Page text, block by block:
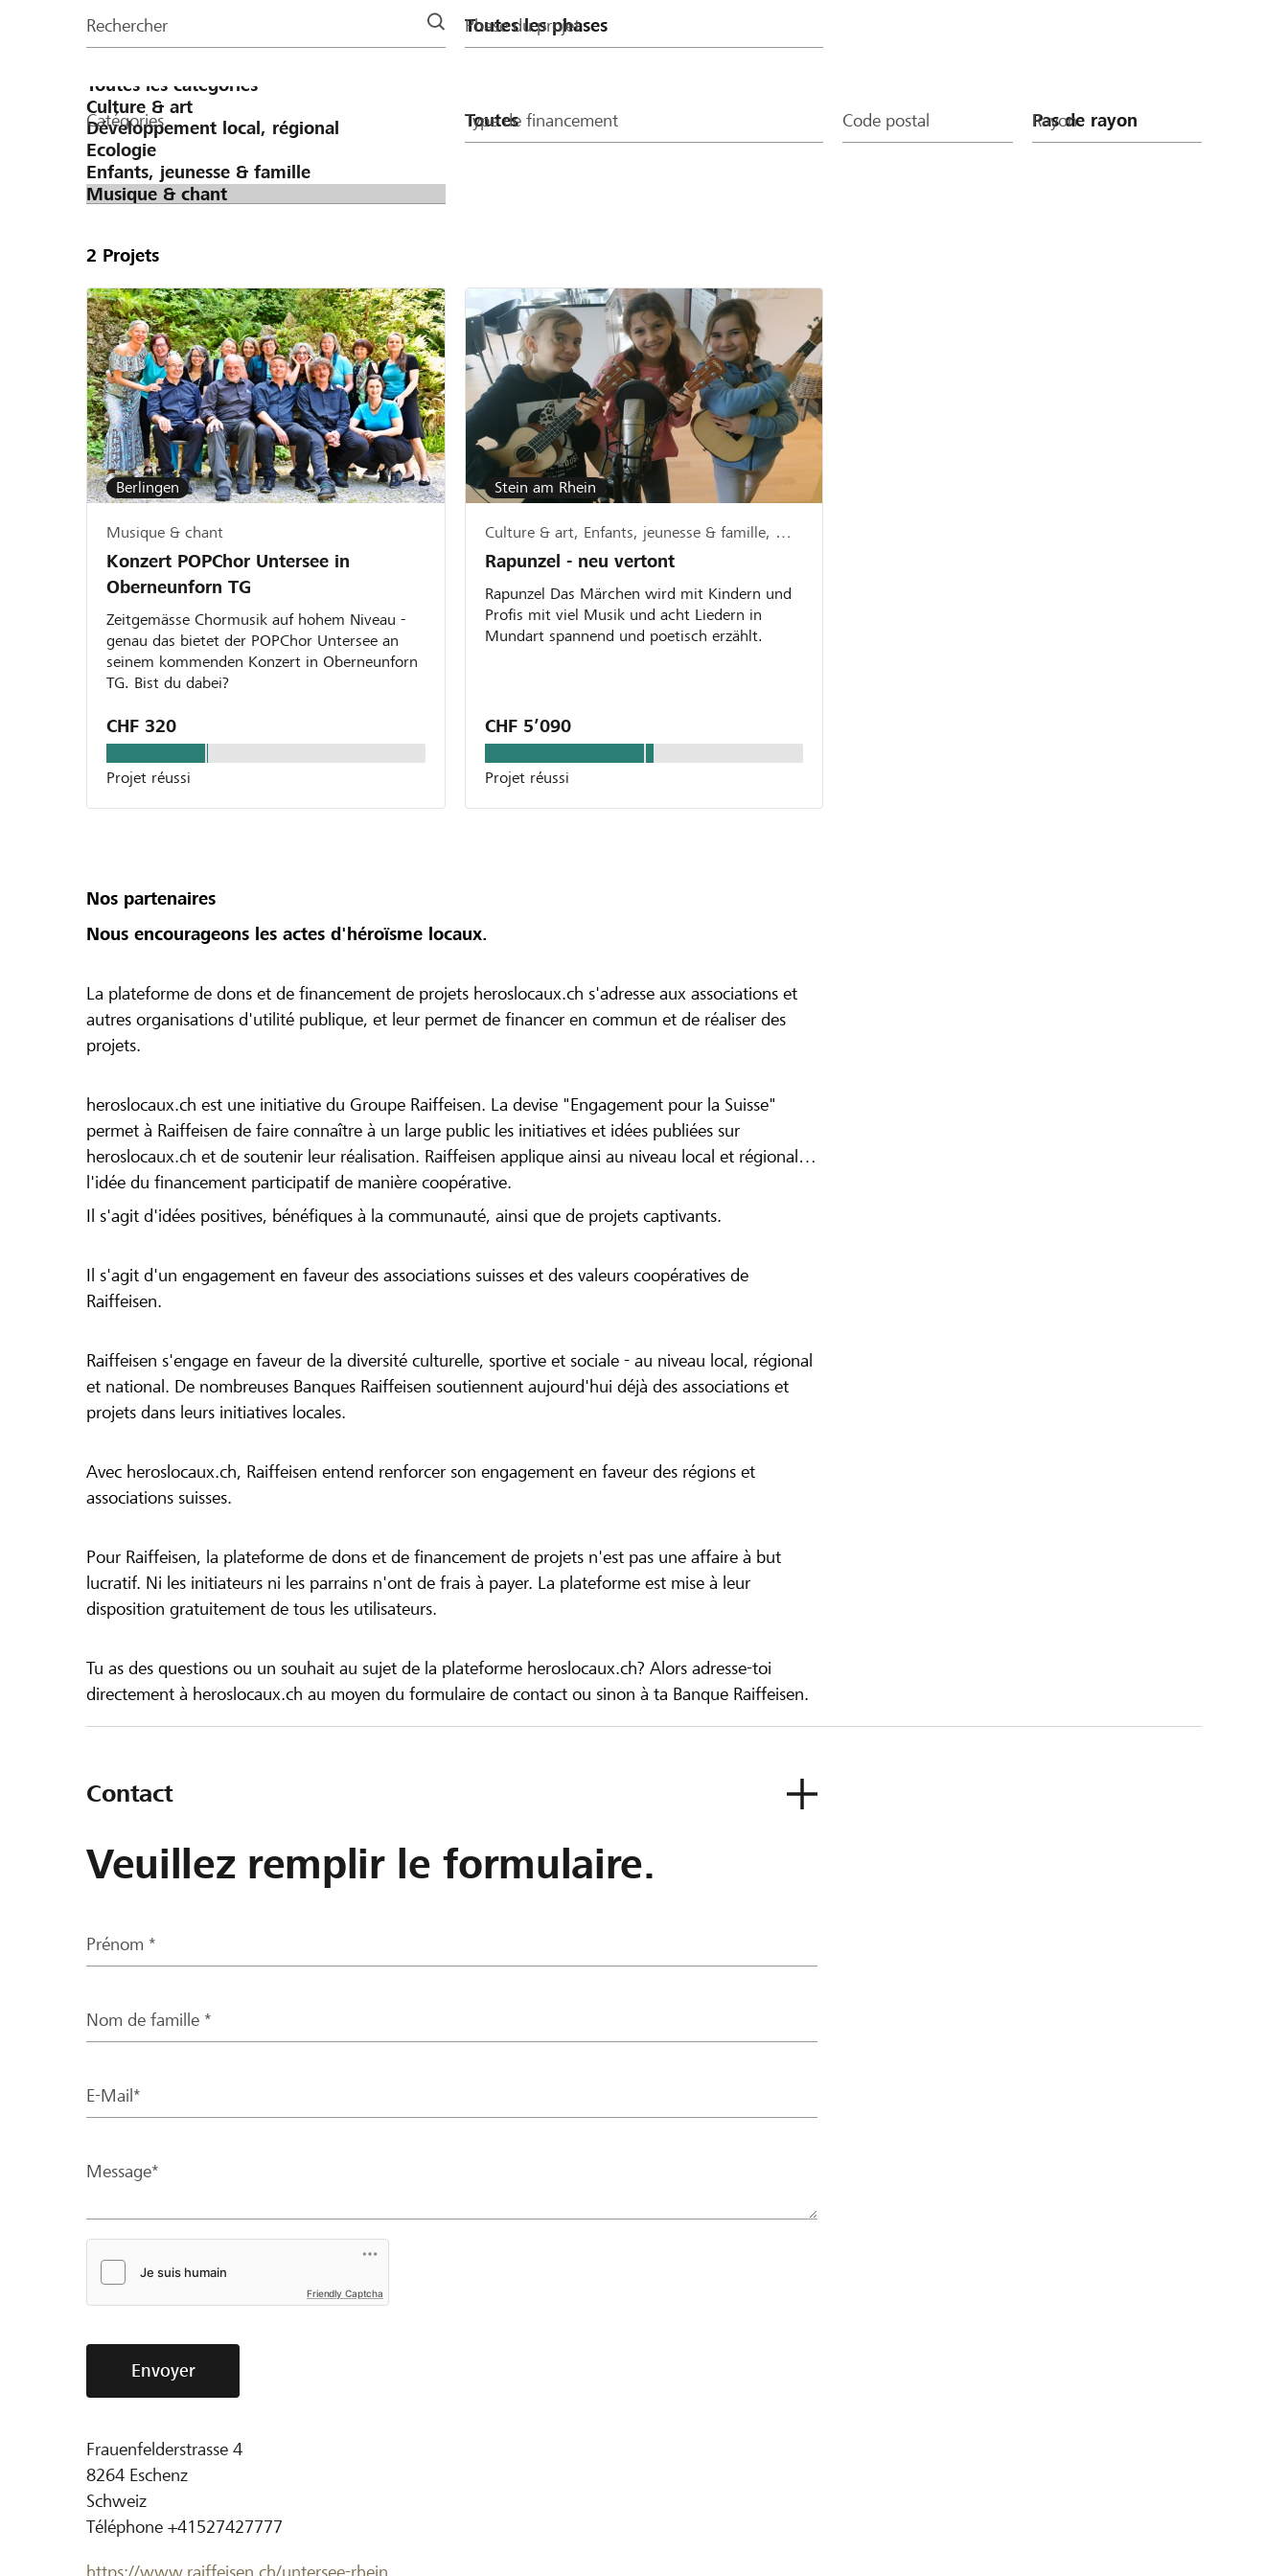
la
Rechercher Phase du projet
Catégories Type de financement Code postal Rayon
2 Projets
Berlingen
Musique & chant
Konzert POPChor Untersee in
Oberneunforn TG
Zeitgemässe Chormusik auf hohem Niveau -
genau das bietet der POPChor Untersee an
seinem kommenden Konzert in Oberneunforn
TG. Bist du dabei?
CHF 320
Projet réussi
Stein am Rhein
Culture & art, Enfants, jeunesse & famille, Musique & chant
Rapunzel - neu vertont
Rapunzel Das Märchen wird mit Kindern und
Profis mit viel Musik und acht Liedern in
Mundart spannend und poetisch erzählt.
CHF 5’090
Projet réussi
Nos partenaires
Nous encourageons les actes d'héroïsme locaux.
La plateforme de dons et de financement de projets heroslocaux.ch s'adresse aux associations et
autres organisations d'utilité publique, et leur permet de financer en commun et de réaliser des
projets.
heroslocaux.ch est une initiative du Groupe Raiffeisen. La devise "Engagement pour la Suisse"
permet à Raiffeisen de faire connaître à un large public les initiatives et idées publiées sur
heroslocaux.ch et de soutenir leur réalisation. Raiffeisen applique ainsi au niveau local et régional
l'idée du financement participatif de manière coopérative.
Il s'agit d'idées positives, bénéfiques à la communauté, ainsi que de projets captivants.
Il s'agit d'un engagement en faveur des associations suisses et des valeurs coopératives de
Raiffeisen.
Raiffeisen s'engage en faveur de la diversité culturelle, sportive et sociale - au niveau local, régional
et national. De nombreuses Banques Raiffeisen soutiennent aujourd'hui déjà des associations et
projets dans leurs initiatives locales.
Avec heroslocaux.ch, Raiffeisen entend renforcer son engagement en faveur des régions et
associations suisses.
Pour Raiffeisen, la plateforme de dons et de financement de projets n'est pas une affaire à but
lucratif. Ni les initiateurs ni les parrains n'ont de frais à payer. La plateforme est mise à leur
disposition gratuitement de tous les utilisateurs.
Tu as des questions ou un souhait au sujet de la plateforme heroslocaux.ch? Alors adresse-toi
directement à heroslocaux.ch au moyen du formulaire de contact ou sinon à ta Banque Raiffeisen.
Contact
Veuillez remplir le formulaire.
Prénom *
Nom de famille *
E-Mail*
Message*
Friendly Captcha
Envoyer
Frauenfelderstrasse 4
8264 Eschenz
Schweiz
Téléphone +41527427777
https://www.raiffeisen.ch/untersee-rhein